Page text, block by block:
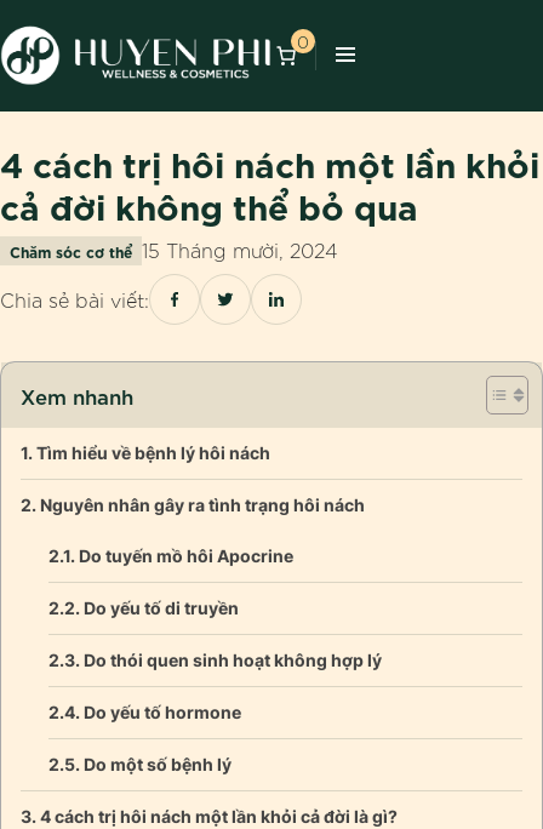
0
4 cách trị hôi nách một lần khỏi
cả đời không thể bỏ qua
Chăm sóc cơ thể 15 Tháng mười, 2024
Chia sẻ bài viết:
Xem nhanh
Tìm hiểu về bệnh lý hôi nách
Nguyên nhân gây ra tình trạng hôi nách
Do tuyến mồ hôi Apocrine
Do yếu tố di truyền
Do thói quen sinh hoạt không hợp lý
Do yếu tố hormone
Do một số bệnh lý
4 cách trị hôi nách một lần khỏi cả đời là gì?